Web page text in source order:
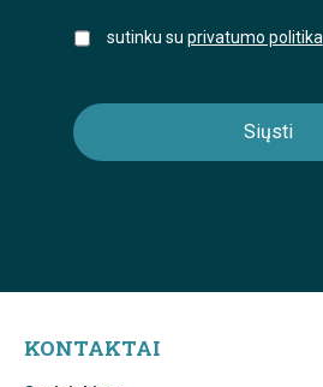
sutinku su privatumo politika
KONTAKTAI